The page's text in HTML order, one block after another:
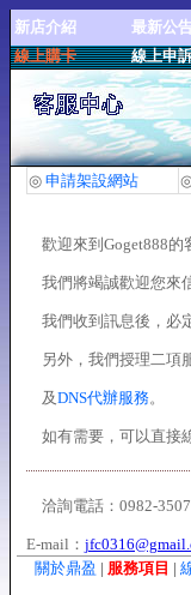
新店介紹 最新公
線上購卡
線上申
◎ 申請架設網站
歡迎來到Goget888的
我們將竭誠歡迎您來
我們收到訊息後，必
另外，我們授理二項
及DNS代辦服務。
如有需要，可以直接
洽詢電話：0982-
E-mail：
關於鼎盈 | 服務項目 |